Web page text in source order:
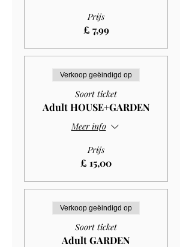
Prijs
£ 7,99
Verkoop geëindigd op
Soort ticket
Adult HOUSE+GARDEN
Meer info
Prijs
£ 15,00
Verkoop geëindigd op
Soort ticket
Adult GARDEN